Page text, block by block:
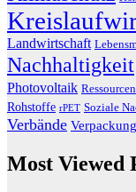
Landwirtschaft
Nachhaltigkeit
Photovoltaik Ressourcen
Rohstoffe rPET Soziale
Verbände Verpackung
Most Viewed